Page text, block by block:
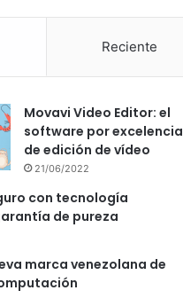
Reciente
Movavi Video Editor: el
software por excelencia
de edición de vídeo
21/06/2022
con tecnología
de pureza
marca venezolana de